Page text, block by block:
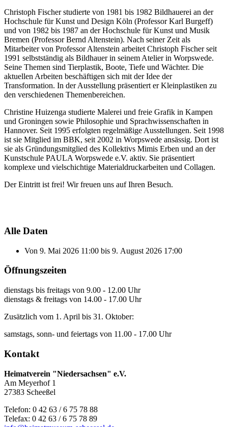
Christoph Fischer studierte von 1981 bis 1982 Bildhauerei an der
Hochschule für Kunst und Design Köln (Professor Karl Burgeff)
und von 1982 bis 1987 an der Hochschule für Kunst und Musik
Bremen (Professor Bernd Altenstein). Nach seiner Zeit als
Mitarbeiter von Professor Altenstein arbeitet Christoph Fischer seit
1991 selbstständig als Bildhauer in seinem Atelier in Worpswede.
Seine Themen sind Tierplastik, Boote, Tiefe und Wächter. Die
aktuellen Arbeiten beschäftigen sich mit der Idee der
Transformation. In der Ausstellung präsentiert er Kleinplastiken zu
den verschiedenen Themenbereichen.
Christine Huizenga studierte Malerei und freie Grafik in Kampen
und Groningen sowie Philosophie und Sprachwissenschaften in
Hannover. Seit 1995 erfolgten regelmäßige Ausstellungen. Seit 1998
ist sie Mitglied im BBK, seit 2002 in Worpswede ansässig. Dort ist
sie als Gründungsmitglied des Kollektivs Mimis Erben und an der
Kunstschule PAULA Worpswede e.V. aktiv. Sie präsentiert
komplexe und vielschichtige Materialdruckarbeiten und Collagen.
Der Eintritt ist frei! Wir freuen uns auf Ihren Besuch.
Alle Daten
Von 9. Mai 2026 11:00 bis 9. August 2026 17:00
Öffnungszeiten
dienstags bis freitags von 9.00 - 12.00 Uhr
dienstags & freitags von 14.00 - 17.00 Uhr
Zusätzlich vom 1. April bis 31. Oktober:
samstags, sonn- und feiertags von 11.00 - 17.00 Uhr
Kontakt
Heimatverein "Niedersachsen" e.V.
Am Meyerhof 1
27383 Scheeßel
Telefon: 0 42 63 / 6 75 78 88
Telefax: 0 42 63 / 6 75 78 89